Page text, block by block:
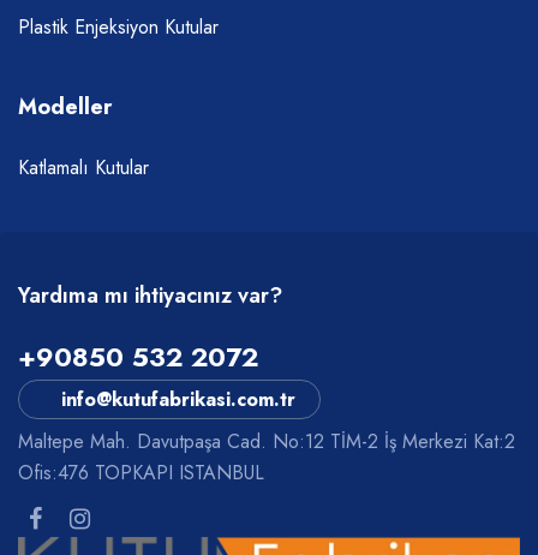
Plastik Enjeksiyon Kutular
Modeller
Katlamalı Kutular
Yardıma mı ihtiyacınız var?
+90850 532 2072
info@kutufabrikasi.com.tr
Maltepe Mah. Davutpaşa Cad. No:12 TİM-2 İş Merkezi Kat:2
Ofis:476 TOPKAPI ISTANBUL